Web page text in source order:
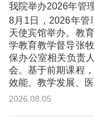
我院举办2026年管
8月1日，2026年管
天使宾馆举办。教
学教育教学督导张
保办公室相关负责
会。基于前期课程
效能、教学发展、
2026.08.05